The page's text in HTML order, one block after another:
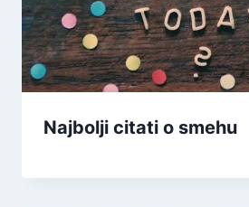
Najbolji citati o smehu